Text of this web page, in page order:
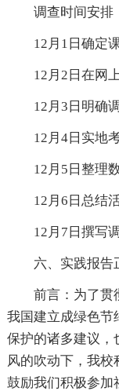
调查时间安排
12月1日确定
12月2日在网
12月3日明确
12月4日实地
12月5日整理
12月6日总结
12月7日撰写
六、实践报告
前言：为了贯
我国建立成绿色节
保护的诸多建议，
风的吹动下，我校
鼓励我们积极参加